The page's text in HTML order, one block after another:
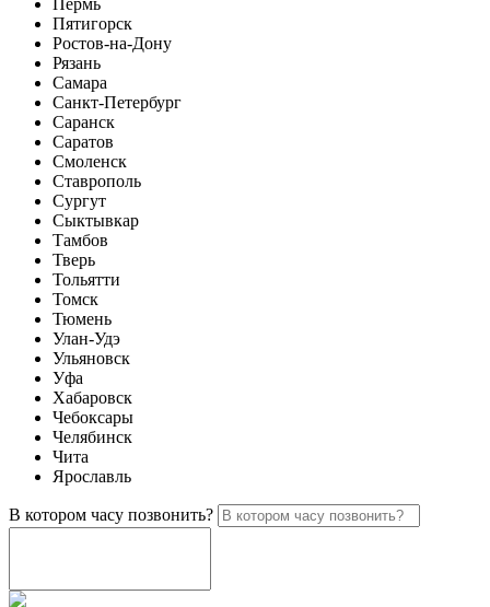
Пятигорск
Ростов-на-Дону
Рязань
Самара
Санкт-Петербург
Саранск
Саратов
Смоленск
Ставрополь
Сургут
Сыктывкар
Тамбов
Тверь
Тольятти
Томск
Тюмень
Улан-Удэ
Ульяновск
Уфа
Хабаровск
Чебоксары
Челябинск
Чита
Ярославль
В котором часу позвонить?